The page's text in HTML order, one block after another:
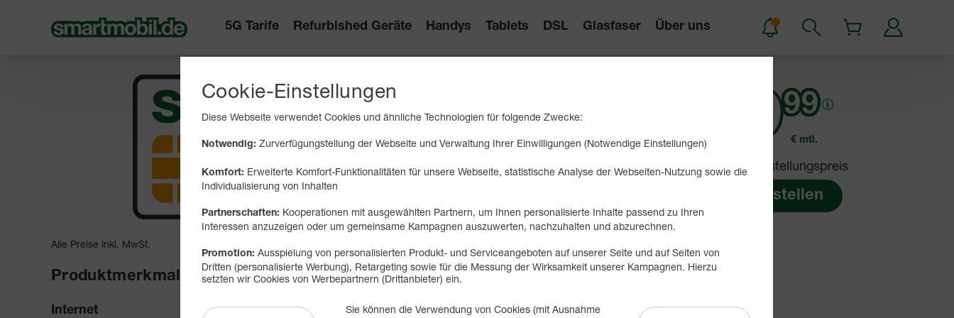
5G Tarife Refurbished Geräte Handys Tablets DSL Glasfaser Über uns
Allnet Flat 50 GB
FLAT Internet 5G
bis zu50 MBit/s
FLAT
2999
€ mtl.
29,99 € Bereitstellungspreis
Jetzt bestellen
Alle Preise inkl. MwSt.
Produktmerkmale
Internet
mit Highspeed-Geschwindigkeit 50 MBit/s (Download) und 32 MBit/s (Upload).
Cookie-Einstellungen
Diese Webseite verwendet Cookies und ähnliche Technologien für folgende Zwecke:
Notwendig: Zurverfügungstellung der Webseite und Verwaltung Ihrer Einwilligungen (Notwendige Einstellungen)
Komfort: Erweiterte Komfort-Funktionalitäten für unsere Webseite, statistische Analyse der Webseiten-Nutzung sowie die
Individualisierung von Inhalten
Partnerschaften: Kooperationen mit ausgewählten Partnern, um Ihnen personalisierte Inhalte passend zu Ihren
Interessen anzuzeigen oder um gemeinsame Kampagnen auszuwerten, nachzuhalten und abzurechnen.
Promotion: Ausspielung von personalisierten Produkt- und Serviceangeboten auf unserer Seite und auf Seiten von
Dritten (personalisierte Werbung), Retargeting sowie für die Messung der Wirksamkeit unserer Kampagnen. Hierzu
setzten wir Cookies von Werbepartnern (Drittanbieter) ein.
Sie können die Verwendung von Cookies (mit Ausnahme